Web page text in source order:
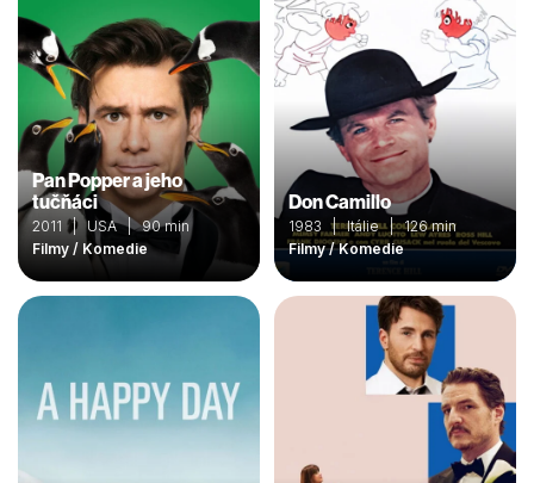
Pan Popper a jeho
tučňáci
2011 | USA | 90 min
Filmy / Komedie
Don Camillo
1983 | Itálie | 126 min
Filmy / Komedie